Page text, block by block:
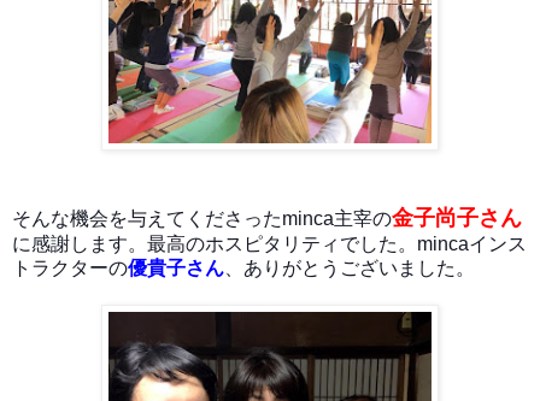
そんな機会を与えてくださったminca主宰の金子尚子さん
に感謝します。最高のホスピタリティでした。mincaインス
トラクターの優貴子さん 、ありがとうございました。